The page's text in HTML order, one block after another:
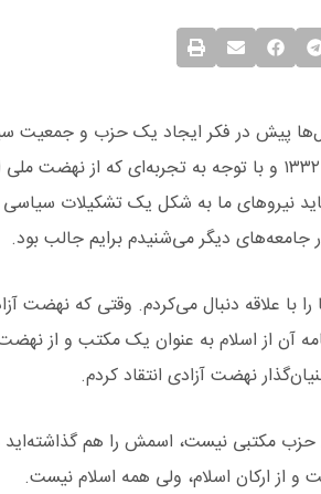
نیروهای ما به شکل یک تشکیلات سیاسی
جامعه‌های دیگر می‌شنیدم برایم جالب بود.
با علاقه دنبال می‌کردم. وقتی که نهضت
آن از اسلام به عنوان یک مکتب و از
نهضت آزادی انتقاد کردم.
حزب مکتبی نیست، اسمش را هم گذاشته‌اید
از ارکان اسلام، ولی همه اسلام نیست.